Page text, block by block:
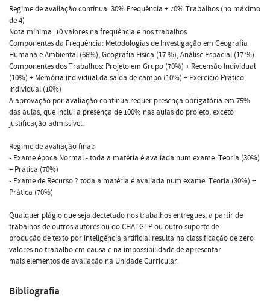
Regime de avaliação contínua: 30% Frequência + 70% Trabalhos (no máximo
de 4)
Nota mínima: 10 valores na frequência e nos trabalhos
Componentes da Frequência: Metodologias de Investigação em Geografia
Humana e Ambiental (66%), Geografia Física (17 %), Análise Espacial (17 %).
Componentes dos Trabalhos: Projeto em Grupo (70%) + Recensão Individual
(10%) + Memória individual da saída de campo (10%) + Exercício Prático
Individual (10%)
A aprovação por avaliação contínua requer presença obrigatória em 75%
das aulas, que inclui a presença de 100% nas aulas do projeto, exceto
justificação admissível.
Regime de avaliação final:
- Exame época Normal - toda a matéria é avaliada num exame. Teoria (30%)
+ Prática (70%)
- Exame de Recurso ? toda a matéria é avaliada num exame. Teoria (30%) +
Prática (70%)
Qualquer plágio que seja dectetado nos trabalhos entregues, a partir de
trabalhos de outros autores ou do CHATGTP ou outro suporte de
produção de texto por inteligência artificial resulta na classificação de zero
valores no trabalho em causa e na impossibilidade de apresentar
mais elementos de avaliação na Unidade Curricular.
Bibliografia